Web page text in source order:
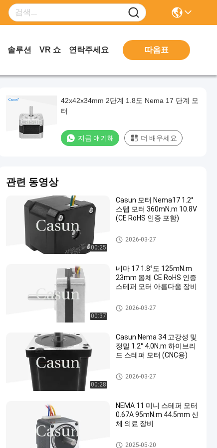
솔루션 VR 쇼 연락주세요 따옴표
42x42x34mm 2단계 1.8도 Nema 17 단계 모
터
지금 얘기해 더 배우세요
관련 동영상
00:25
Casun 모터 Nema17 1.2°
스텝 모터 360mN.m 10.8V
(CE RoHS 인증 포함)
nema 17 스테퍼 모터
2026-03-27
00:37
네마 17 1.8°도 125mN.m
23mm 몸체 CE RoHS 인증
스테퍼 모터 아름다움 장비
nema 17 스테퍼 모터
2026-03-27
00:28
Casun Nema 34 고강성 및
정밀 1.2° 4.0N.m 하이브리
드 스테퍼 모터 (CNC용)
nema 17 스테퍼 모터
2026-03-27
NEMA 11 미니 스테퍼 모터
0.67A 95mN.m 44.5mm 신
체 의료 장비
nema 11 스텝 모터
2025-05-20